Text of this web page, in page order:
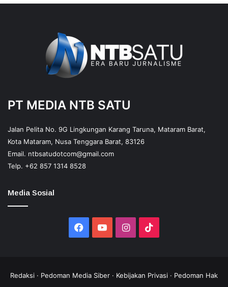
PT MEDIA NTB SATU
Jalan Pelita No. 9G Lingkungan Karang Taruna, Mataram Barat,
Kota Mataram, Nusa Tenggara Barat, 83126
Email. ntbsatudotcom@gmail.com
Telp. +62 857 1314 8528
Media Sosial
Facebook
YouTubeInstagram
Redaksi · Pedoman Media Siber · Kebijakan Privasi · Pedoman Hak